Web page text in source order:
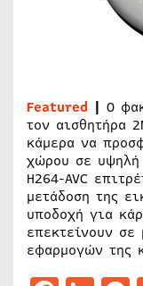
Featured | Ο
τον αισθητήρα
κάμερα να
χώρου σε
H264-AVC
μετάδοση της
υποδοχή για
επεκτείνουν
εφαρμογών της